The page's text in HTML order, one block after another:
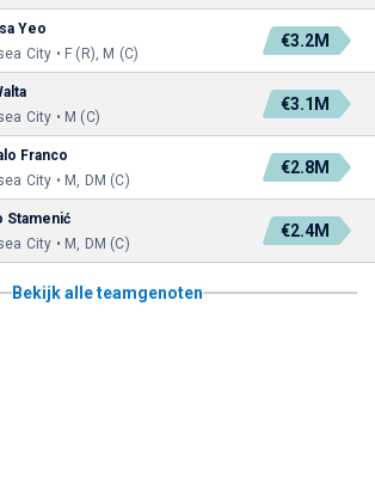
Yeo
City • F (R), M (C)
€3.2M
City • M (C)
€3.1M
Franco
City • M, DM (C)
€2.8M
Stamenić
City • M, DM (C)
€2.4M
Bekijk alle teamgenoten